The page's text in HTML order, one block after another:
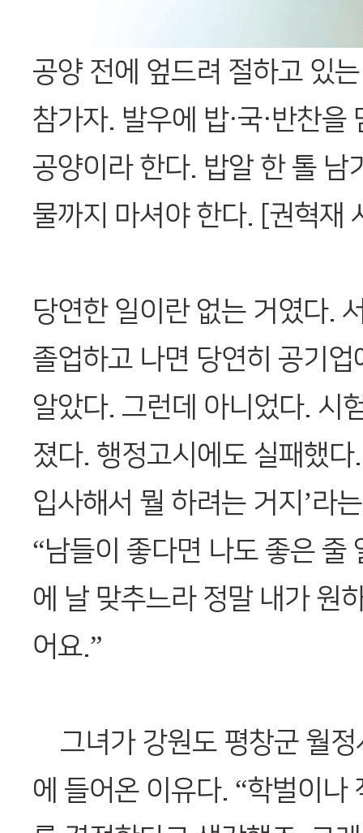
공양 전에 엎드려 절하고 있
참가자. 발우에 밥·국·반찬을
공양이라 한다. 밥알 한 톨 남
물까지 마셔야 한다. [권혁재
당연한 일이란 없는 거였다.
졸업하고 나면 당연히 공기
알았다. 그런데 아니었다. 시
졌다. 행정고시에도 실패했다
입사해서 뭘 하려는 거지’라
“남들이 좋다면 나도 좋은 줄
에 날 맞추느라 정말 내가 원
어요.”
그녀가 강원도 평창군 월정
에 들어온 이유다. “학벌이나